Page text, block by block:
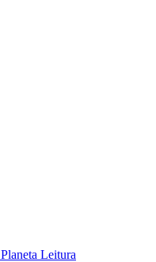
Planeta Leitura